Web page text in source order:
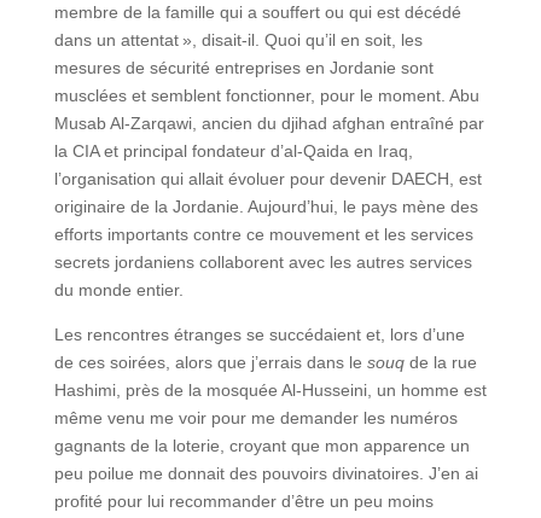
membre de la famille qui a souffert ou qui est décédé
dans un attentat », disait-il. Quoi qu’il en soit, les
mesures de sécurité entreprises en Jordanie sont
musclées et semblent fonctionner, pour le moment. Abu
Musab Al-Zarqawi, ancien du djihad afghan entraîné par
la CIA et principal fondateur d’al-Qaida en Iraq,
l’organisation qui allait évoluer pour devenir DAECH, est
originaire de la Jordanie. Aujourd’hui, le pays mène des
efforts importants contre ce mouvement et les services
secrets jordaniens collaborent avec les autres services
du monde entier.
Les rencontres étranges se succédaient et, lors d’une
de ces soirées, alors que j’errais dans le souqde la rue
Hashimi, près de la mosquée Al-Husseini, un homme est
même venu me voir pour me demander les numéros
gagnants de la loterie, croyant que mon apparence un
peu poilue me donnait des pouvoirs divinatoires. J’en ai
profité pour lui recommander d’être un peu moins